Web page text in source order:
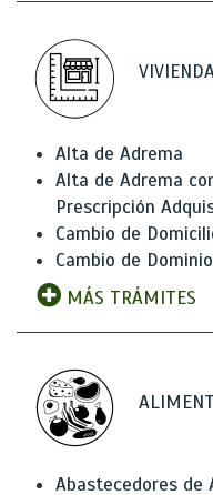
Alta de Adrema
Alta de Adrema
Prescripción
Cambio de
Cambio de Dominio
MÁS TRÁMITES
Abastecedores de